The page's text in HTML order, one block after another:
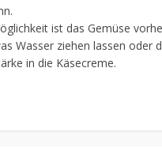
ist das Gemüse
Wasser ziehen lassen oder
in die Käsecreme.